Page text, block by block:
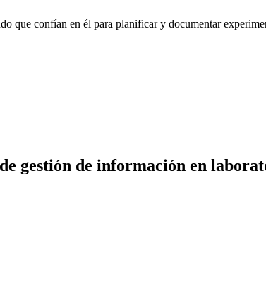
que confían en él para planificar y documentar
gestión de información en